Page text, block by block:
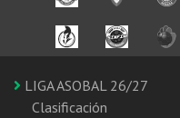
LIGA ASOBAL 26/27
Clasificación